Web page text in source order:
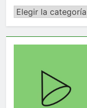
Categorías